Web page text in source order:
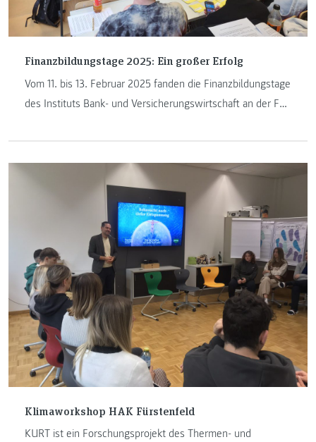
Finanzbildungstage 2025: Ein großer Erfolg
Vom 11. bis 13. Februar 2025 fanden die Finanzbildungstage
des Instituts Bank- und Versicherungswirtschaft an der FH
Klimaworkshop HAK Fürstenfeld
KURT ist ein Forschungsprojekt des Thermen- und